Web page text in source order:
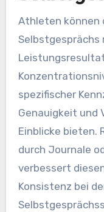
Athleten können
Selbstgesprächs
spezifischer
Genauigkeit und
Einblicke bieten.
durch Journale
verbessert
Konsistenz bei